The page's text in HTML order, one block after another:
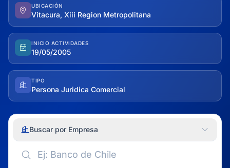
UBICACIÓN
Vitacura, Xiii Region Metropolitana
INICIO ACTIVIDADES
19/05/2005
TIPO
Persona Juridica Comercial
Buscar por Empresa